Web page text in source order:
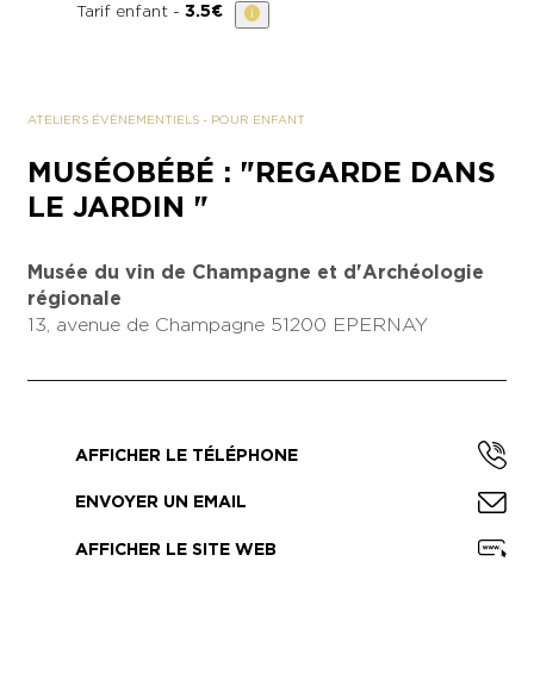
Tarif enfant - 3.5€
ATELIERS ÉVÈNEMENTIELS - POUR ENFANT
MUSÉOBÉBÉ : "REGARDE DANS
LE JARDIN "
Musée du vin de Champagne et d'Archéologie
régionale
13, avenue de Champagne 51200 EPERNAY
AFFICHER LE TÉLÉPHONE
ENVOYER UN EMAIL
AFFICHER LE SITE WEB